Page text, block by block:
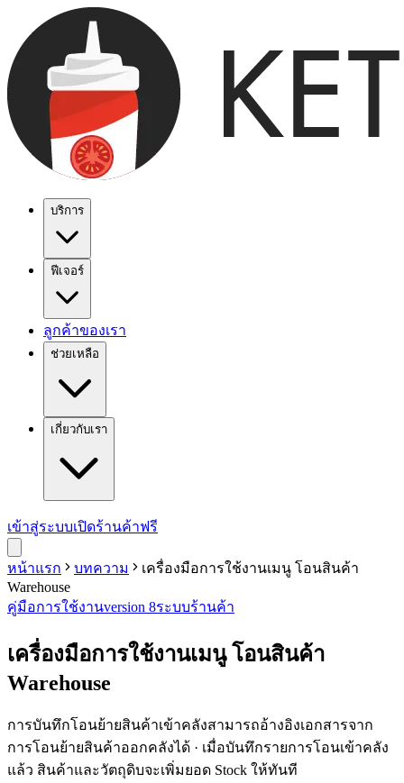
บริการ
ฟีเจอร์
ลูกค้าของเรา
ช่วยเหลือ
เกี่ยวกับเรา
เข้าสู่ระบบเปิดร้านค้าฟรี
หน้าแรก บทความ
เครื่องมือการใช้งานเมนู โอนสินค้า
Warehouse
คู่มือการใช้งานversion 8ระบบร้านค้า
เครื่องมือการใช้งานเมนู โอนสินค้า
Warehouse
การบันทึกโอนย้ายสินค้าเข้าคลังสามารถอ้างอิงเอกสารจาก
การโอนย้ายสินค้าออกคลังได้ · เมื่อบันทึกรายการโอนเข้าคลัง
แล้ว สินค้าและวัตถุดิบจะเพิ่มยอด Stock ให้ทันที